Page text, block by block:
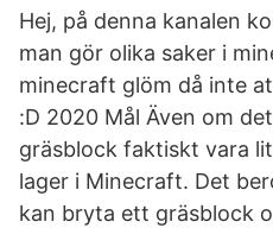
Hej, på denna kanalen
man gör olika saker i
minecraft glöm då inte
:D 2020 Mål Även om
gräsblock faktiskt vara
lager i Minecraft. Det
kan bryta ett gräsblock